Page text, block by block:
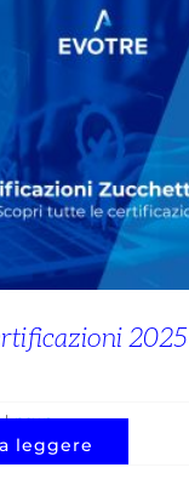
2025
| news
leggere